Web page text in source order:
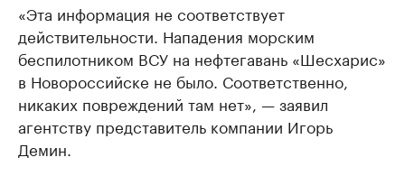
«Эта информация не соответствует
действительности. Нападения морским
беспилотником ВСУ на нефтегавань «Шесхарис»
в Новороссийске не было. Соответственно,
никаких повреждений там нет», — заявил
агентству представитель компании Игорь
Демин.